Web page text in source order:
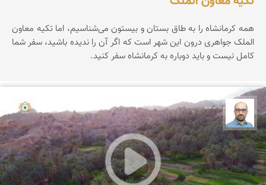
همه کرمانشاه را به طاق بستان و بیستون می‌شناسیم، اما تکیه معاون
الملک جواهری درون این شهر است که اگر آن را ندیده باشید، سفر شما
کامل نیست و باید دوباره به کرمانشاه سفر کنید.
بابک ارجمندی